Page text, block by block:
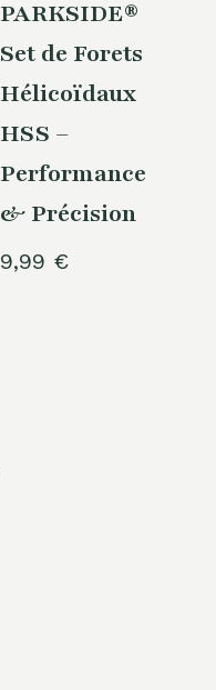
PARKSIDE®
Set de Forets
Hélicoïdaux
HSS –
Performance
& Précision
9,99 €